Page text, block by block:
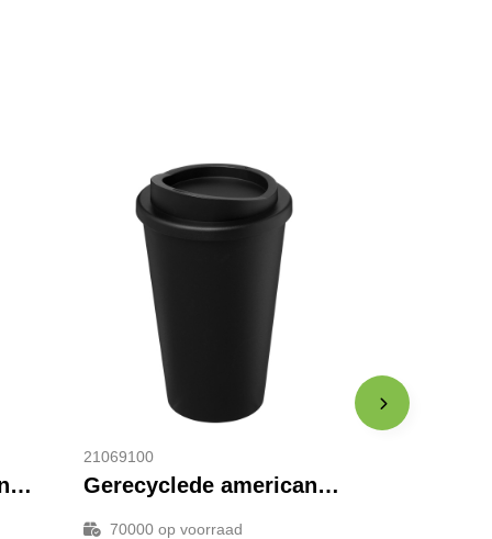
Java 330 ml beker van keramiek met siliconen wikkel en plastic deksel
21069100
Gerecyclede americano® 350 ml geïsoleerde beker
70000 op voorraad